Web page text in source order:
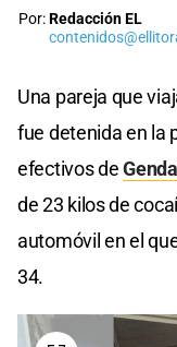
Por:Redacción EL
Una pareja que
fue detenida en la
efectivos de
de 23 kilos de
automóvil en el
34.